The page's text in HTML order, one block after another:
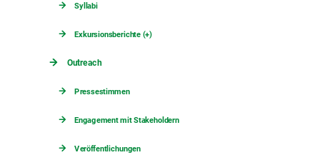
Syllabi
Exkursionsberichte (+)
Outreach
Pressestimmen
Engagement mit Stakeholdern
Veröffentlichungen